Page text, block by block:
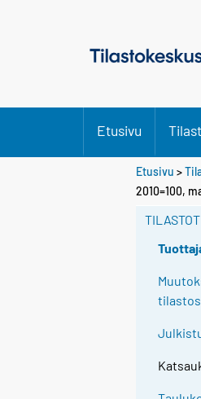
Etusivu
Etusivu >
2010=100,
TILASTOT